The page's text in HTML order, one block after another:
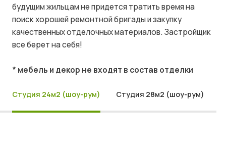
будущим жильцам не придется тратить время на
поиск хорошей ремонтной бригады и закупку
качественных отделочных материалов. Застройщик
все берет на себя!
* мебель и декор не входят в состав отделки
Студия 24м2 (шоу-рум) Студия 28м2 (шоу-рум)